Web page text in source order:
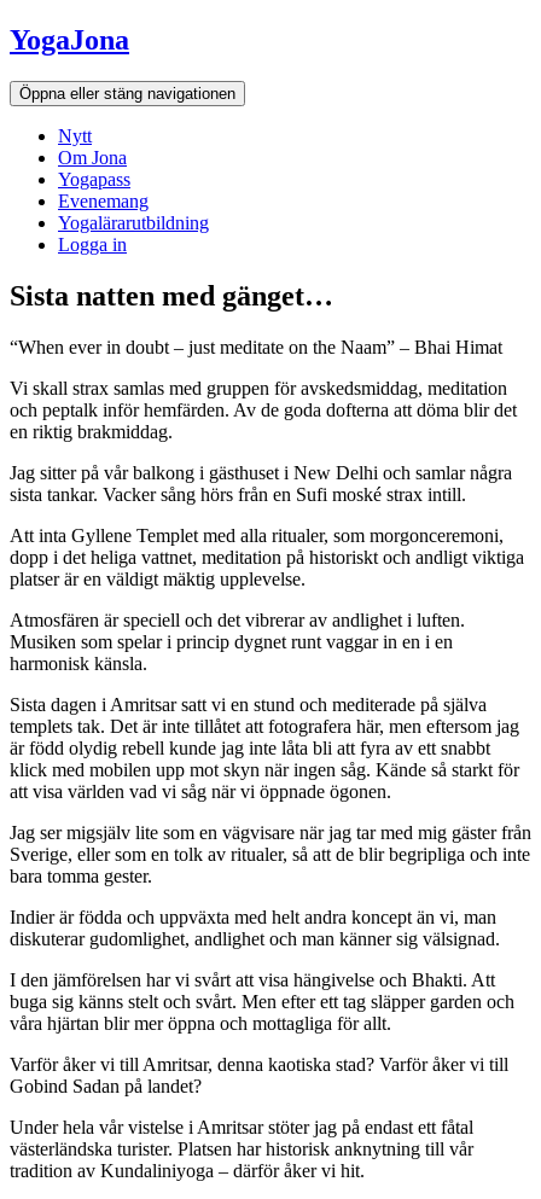
Hoppa
till
innehållet
YogaJona
Öppna eller stäng navigationen
Nytt
Om Jona
Yogapass
Evenemang
Yogalärarutbildning
Logga in
Sista natten med gänget…
“When ever in doubt – just meditate on the Naam” – Bhai Himat
Vi skall strax samlas med gruppen för avskedsmiddag, meditation
och peptalk inför hemfärden. Av de goda dofterna att döma blir det
en riktig brakmiddag.
Jag sitter på vår balkong i gästhuset i New Delhi och samlar några
sista tankar. Vacker sång hörs från en Sufi moské strax intill.
Att inta Gyllene Templet med alla ritualer, som morgonceremoni,
dopp i det heliga vattnet, meditation på historiskt och andligt viktiga
platser är en väldigt mäktig upplevelse.
Atmosfären är speciell och det vibrerar av andlighet i luften.
Musiken som spelar i princip dygnet runt vaggar in en i en
harmonisk känsla.
Sista dagen i Amritsar satt vi en stund och mediterade på själva
templets tak. Det är inte tillåtet att fotografera här, men eftersom jag
är född olydig rebell kunde jag inte låta bli att fyra av ett snabbt
klick med mobilen upp mot skyn när ingen såg. Kände så starkt för
att visa världen vad vi såg när vi öppnade ögonen.
Jag ser migsjälv lite som en vägvisare när jag tar med mig gäster från
Sverige, eller som en tolk av ritualer, så att de blir begripliga och inte
bara tomma gester.
Indier är födda och uppväxta med helt andra koncept än vi, man
diskuterar gudomlighet, andlighet och man känner sig välsignad.
I den jämförelsen har vi svårt att visa hängivelse och Bhakti. Att
buga sig känns stelt och svårt. Men efter ett tag släpper garden och
våra hjärtan blir mer öppna och mottagliga för allt.
Varför åker vi till Amritsar, denna kaotiska stad? Varför åker vi till
Gobind Sadan på landet?
Under hela vår vistelse i Amritsar stöter jag på endast ett fåtal
västerländska turister. Platsen har historisk anknytning till vår
tradition av Kundaliniyoga – därför åker vi hit.